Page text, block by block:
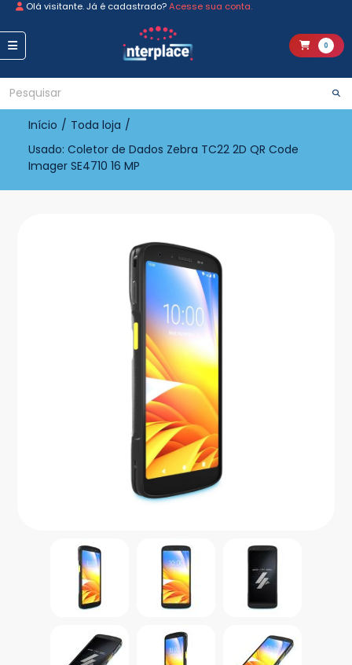
Olá visitante. Já é cadastrado?Acesse sua conta.
0
Início / Toda loja /
Usado: Coletor de Dados Zebra TC22 2D QR Code
Imager SE4710 16 MP